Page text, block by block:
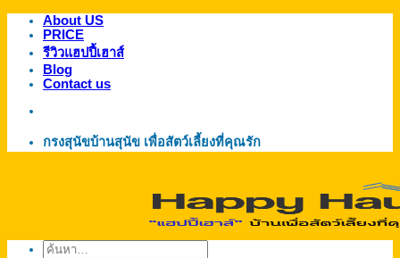
ข้าม
เนื้อหา
About US
PRICE
รีวิวแฮปปี้เฮาส์
Blog
Contact us
กรงสุนัขบ้านสุนัข เพื่อสัตว์เลี้ยงที่คุณรัก
ค้นหา: